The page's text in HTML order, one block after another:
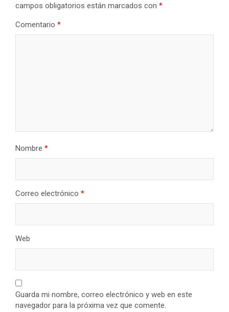
campos obligatorios están marcados con *
Comentario *
Nombre *
Correo electrónico *
Web
Guarda mi nombre, correo electrónico y web en este
navegador para la próxima vez que comente.